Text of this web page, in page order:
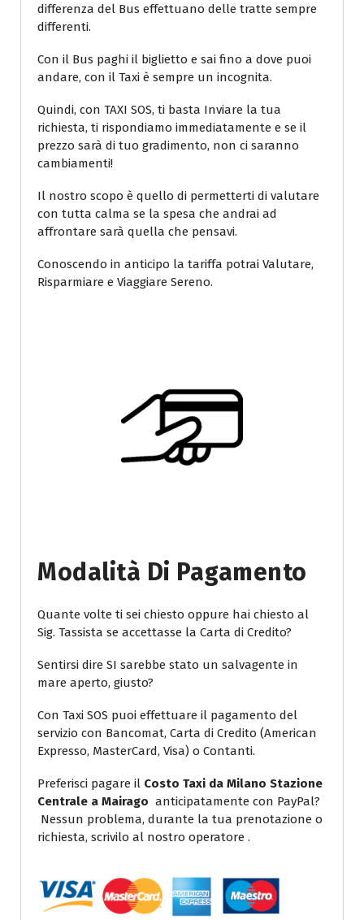
differenza del Bus effettuano delle tratte sempre
differenti.
Con il Bus paghi il biglietto e sai fino a dove puoi
andare, con il Taxi è sempre un incognita.
Quindi, con TAXI SOS, ti basta Inviare la tua
richiesta, ti rispondiamo immediatamente e se il
prezzo sarà di tuo gradimento, non ci saranno
cambiamenti!
Il nostro scopo è quello di permetterti di valutare
con tutta calma se la spesa che andrai ad
affrontare sarà quella che pensavi.
Conoscendo in anticipo la tariffa potrai Valutare,
Risparmiare e Viaggiare Sereno.
Modalità Di Pagamento
Quante volte ti sei chiesto oppure hai chiesto al
Sig. Tassista se accettasse la Carta di Credito?
Sentirsi dire SI sarebbe stato un salvagente in
mare aperto, giusto?
Con Taxi SOS puoi effettuare il pagamento del
servizio con Bancomat, Carta di Credito (American
Expresso, MasterCard, Visa) o Contanti.
Preferisci pagare il Costo Taxi da Milano Stazione
Centrale a Mairago anticipatamente con PayPal?
Nessun problema, durante la tua prenotazione o
richiesta, scrivilo al nostro operatore .